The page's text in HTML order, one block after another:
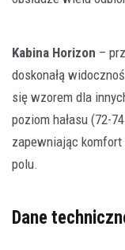
Kabina Horizon –
doskonałą
się wzorem dla
poziom hałasu (72-
zapewniając komfort
polu.
Dane